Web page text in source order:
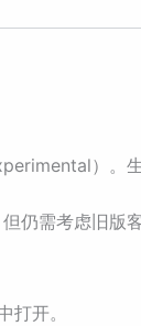
）。
需考虑旧版
打开。